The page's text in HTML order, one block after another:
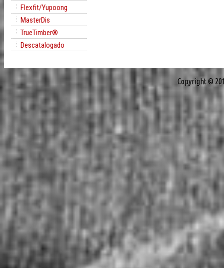
Flexfit/Yupoong
MasterDis
TrueTimber®
Descatalogado
Copyright ©